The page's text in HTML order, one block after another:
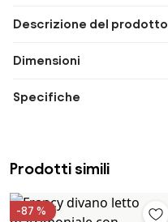
Descrizione del prodotto
Dimensioni
Specifiche
Prodotti simili
-87 %